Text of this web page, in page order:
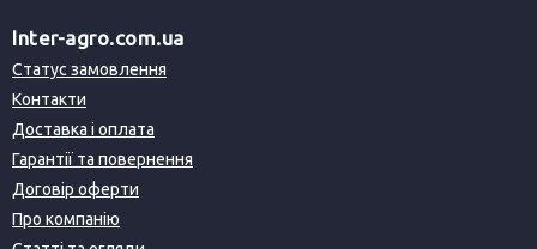
Inter-agro.com.ua
Статус замовлення
Контакти
Доставка і оплата
Гарантії та повернення
Договір оферти
Про компанію